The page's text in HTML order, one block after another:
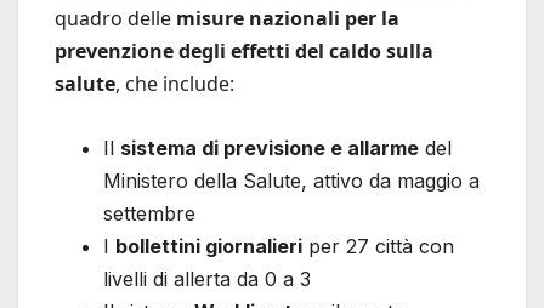
quadro delle misure nazionali per la
prevenzione degli effetti del caldo sulla
salute, che include:
Il sistema di previsione e allarme del
Ministero della Salute, attivo da maggio a
settembre
I bollettini giornalieri per 27 città con
livelli di allerta da 0 a 3